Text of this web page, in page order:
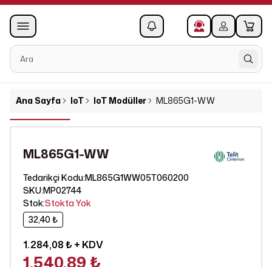
0
Ana Sayfa IoT IoT Modüller ML865G1-WW
ML865G1-WW
Tedarikçi Kodu:ML865G1WW05T060200
SKU:MP02744
Stok:Stokta Yok
32,40 ₺
1.284,08 ₺+ KDV
1.540,89 ₺